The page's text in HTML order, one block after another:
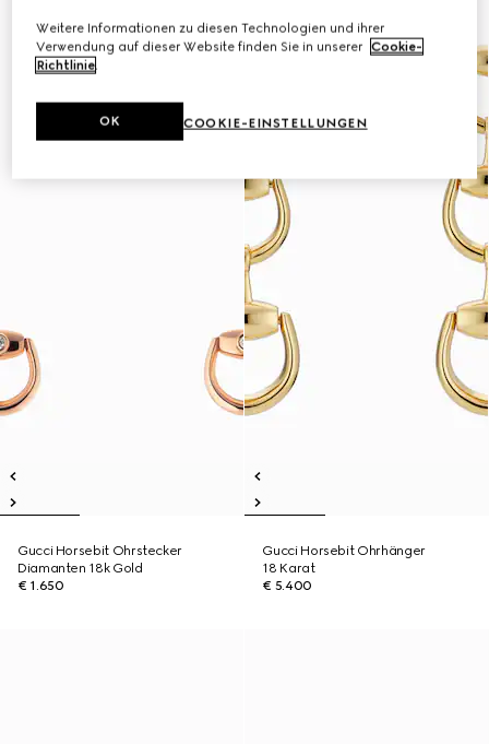
Gucci Horsebit Ohrstecker
Diamanten 18k Gold
€ 1.650
Gucci Horsebit Ohrhänger
18 Karat
€ 5.400
Weitere Informationen zu diesen Technologien und ihrer
Verwendung auf dieser Website finden Sie in unserer Cookie-
Richtlinie.
COOKIE-EINSTELLUNGEN
OK